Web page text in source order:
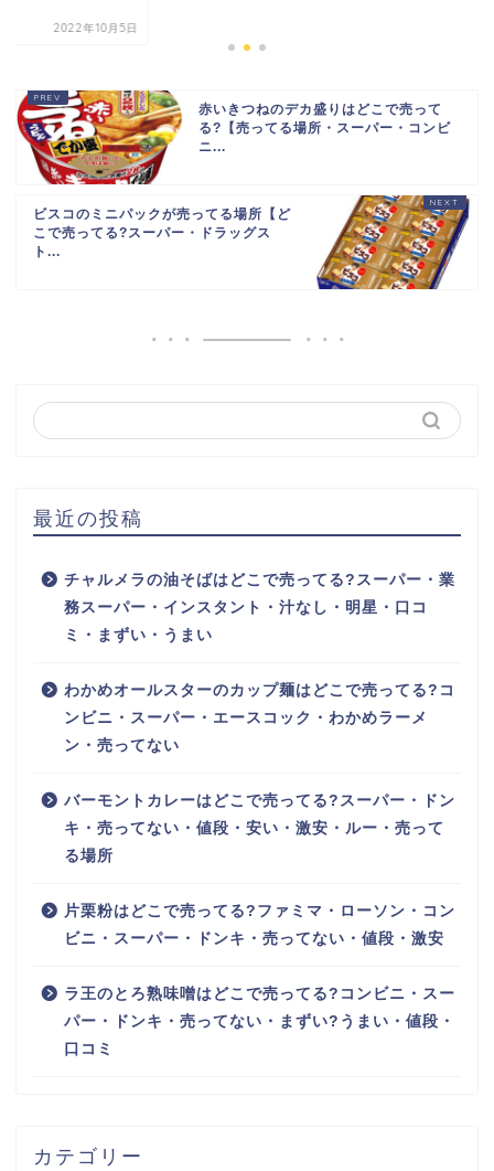
2022年10月5日
赤いきつねのデカ盛りはどこで売って
る?【売ってる場所・スーパー・コンビ
ニ...
ビスコのミニパックが売ってる場所【ど
こで売ってる?スーパー・ドラッグス
ト...
最近の投稿
チャルメラの油そばはどこで売ってる?スーパー・業
務スーパー・インスタント・汁なし・明星・口コ
ミ・まずい・うまい
わかめオールスターのカップ麺はどこで売ってる?コ
ンビニ・スーパー・エースコック・わかめラーメ
ン・売ってない
バーモントカレーはどこで売ってる?スーパー・ドン
キ・売ってない・値段・安い・激安・ルー・売って
る場所
片栗粉はどこで売ってる?ファミマ・ローソン・コン
ビニ・スーパー・ドンキ・売ってない・値段・激安
ラ王のとろ熟味噌はどこで売ってる?コンビニ・スー
パー・ドンキ・売ってない・まずい?うまい・値段・
口コミ
カテゴリー